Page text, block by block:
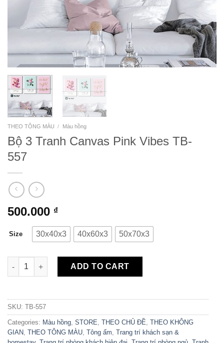
THEO TÔNG MÀU / Màu hồng
Bộ 3 Tranh Canvas Pink Vibes TB-
557
500.000 ₫
Size 30x40x3 40x60x3 50x70x3
Bộ 3 Tranh Canvas Pink Vibes TB-557 quantity
ADD TO CART
SKU: TB-557
Categories: Màu hồng, STORE, THEO CHỦ ĐỀ, THEO KHÔNG
GIAN, THEO TÔNG MÀU, Tông ấm, Trang trí khách sạn &